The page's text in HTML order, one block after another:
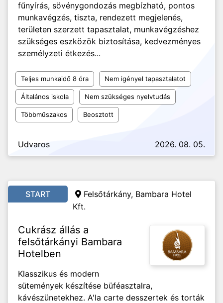
fűnyírás, sövénygondozás megbízható, pontos
munkavégzés, tiszta, rendezett megjelenés,
területen szerzett tapasztalat, munkavégzéshez
szükséges eszközök biztosítása, kedvezményes
személyzeti étkezés...
Teljes munkaidő 8 óra Nem igényel tapasztalatot
Általános iskola Nem szükséges nyelvtudás
Többműszakos Beosztott
Udvaros 2026. 08. 05.
START
Felsőtárkány, Bambara Hotel
Kft.
Cukrász állás a
felsőtárkányi Bambara
Hotelben
Klasszikus és modern
sütemények készítése büféasztalra,
kávészünetekhez. A'la carte desszertek és torták